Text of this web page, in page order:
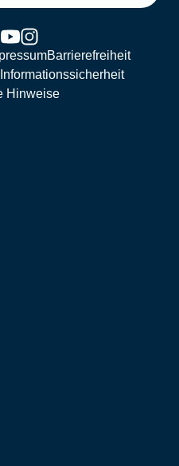
Barrierefreiheit
Informationssicherheit
Hinweise